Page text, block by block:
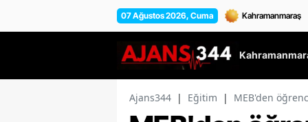
07 Ağustos 2026, Cuma
Ajans344 | Eğitim | MEB'den